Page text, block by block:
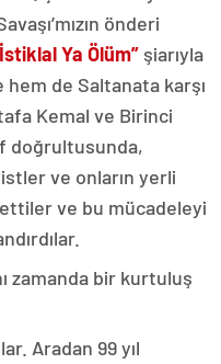
önderi
Ya Ölüm” şiarıyla
de Saltanata karşı
Kemal ve Birinci
doğrultusunda,
ve onların yerli
ve bu mücadeleyi
zamanda bir kurtuluş
Aradan 99 yıl